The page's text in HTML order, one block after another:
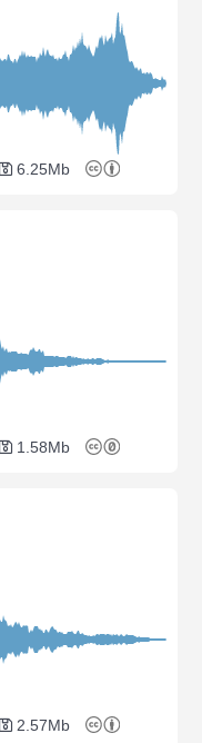
6.25Mb
1.58Mb
2.57Mb